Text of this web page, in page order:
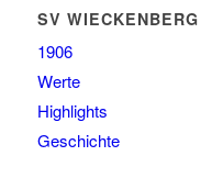
SV WIECKENBERG
1906
Werte
Highlights
Geschichte